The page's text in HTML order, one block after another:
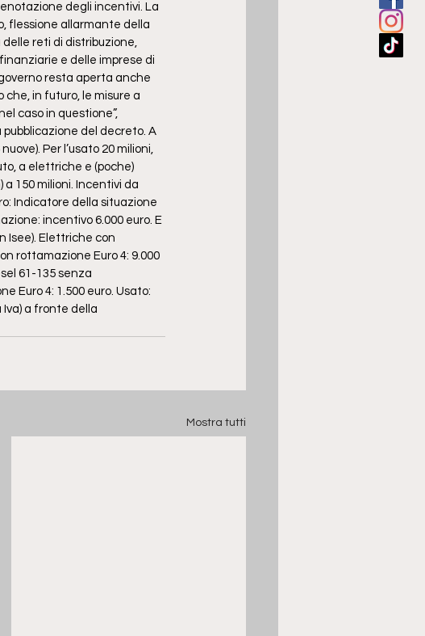
degli incentivi. La
flessione allarmante della
reti di distribuzione,
e delle imprese di
resta aperta anche
in futuro, le misure a
caso in questione”,
pubblicazione del decreto. A
Per l’usato 20 milioni,
a elettriche e (poche)
a 150 milioni. Incentivi da
Indicatore della situazione
incentivo 6.000 euro. E
Isee). Elettriche con
rottamazione Euro 4: 9.000
61-135 senza
Euro 4: 1.500 euro. Usato:
Iva) a fronte della
Mostra tutti